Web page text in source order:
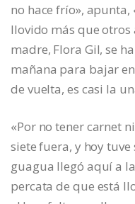
no hace frío», apunta,
llovido más que otros
madre, Flora Gil, se
mañana para bajar
de vuelta, es casi la
«Por no tener carnet
siete fuera, y hoy tuve
guagua llegó aquí a
percata de que está